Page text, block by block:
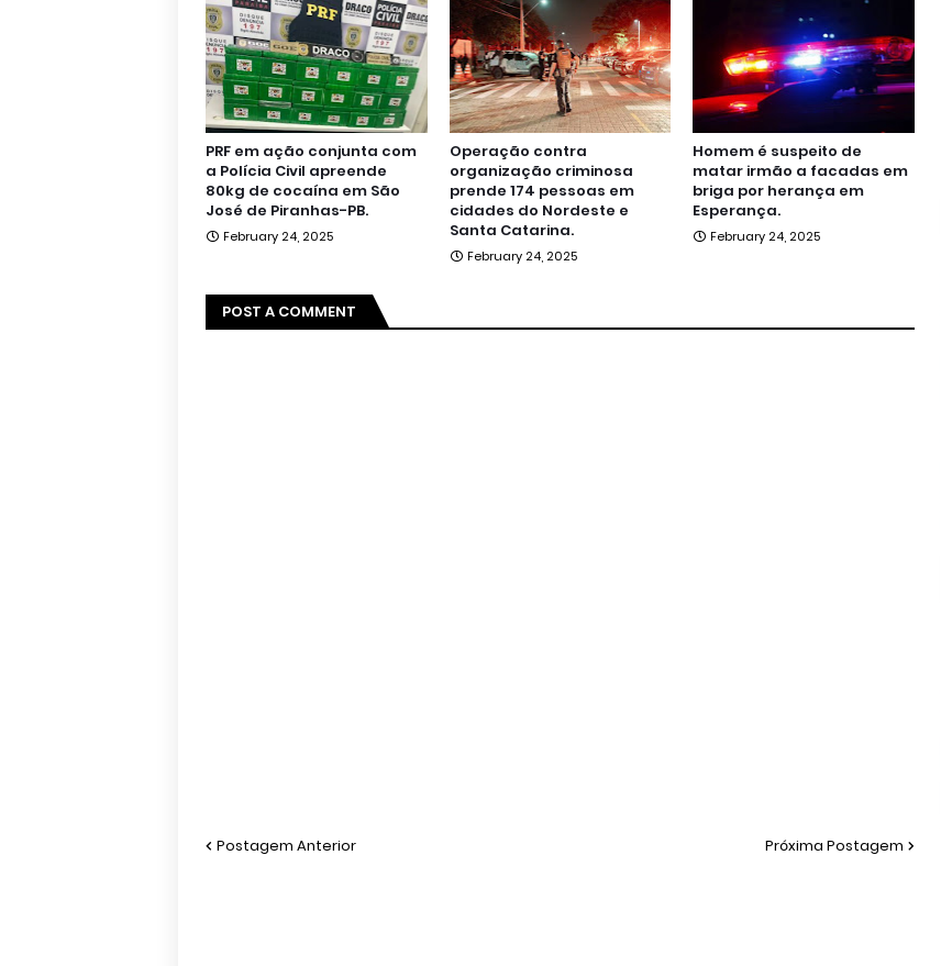
PRF em ação conjunta com
a Polícia Civil apreende
80kg de cocaína em São
José de Piranhas-PB.
February 24, 2025
Operação contra
organização criminosa
prende 174 pessoas em
cidades do Nordeste e
Santa Catarina.
February 24, 2025
Homem é suspeito de
matar irmão a facadas em
briga por herança em
Esperança.
February 24, 2025
POST A COMMENT
Postagem Anterior Próxima Postagem